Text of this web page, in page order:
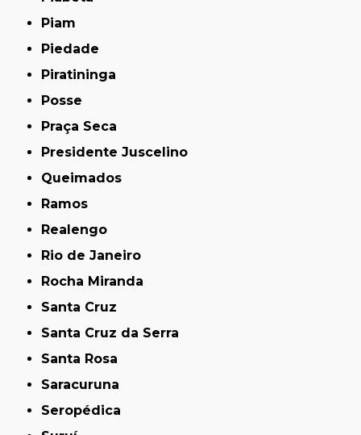
Piam
Piedade
Piratininga
Posse
Praça Seca
Presidente Juscelino
Queimados
Ramos
Realengo
Rio de Janeiro
Rocha Miranda
Santa Cruz
Santa Cruz da Serra
Santa Rosa
Saracuruna
Seropédica